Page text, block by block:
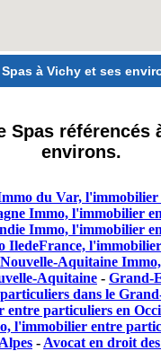
à Vichy et ses
Spas référencés
environs.
du Var,
Immo, l'immobilier
Immo, l'immobilier
IledeFrance,
Nouvelle-Aquitaine
Aquitaine - Grand-
dans le
particuliers en
l'immobilier entre
- Avocat en droit